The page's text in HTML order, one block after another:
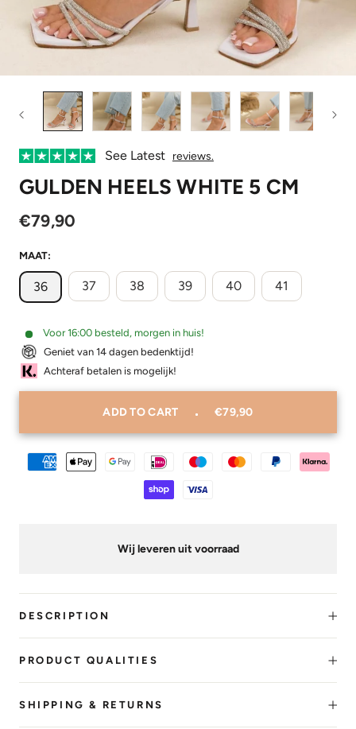
See Latest reviews.
GULDEN HEELS WHITE 5 CM
€79,90
MAAT:
36 37 38 39 40 41
Voor 16:00 besteld, morgen in huis!
Geniet van 14 dagen bedenktijd!
Achteraf betalen is mogelijk!
ADD TO CART €79,90
Wij leveren uit voorraad
DESCRIPTION
PRODUCT QUALITIES
SHIPPING & RETURNS